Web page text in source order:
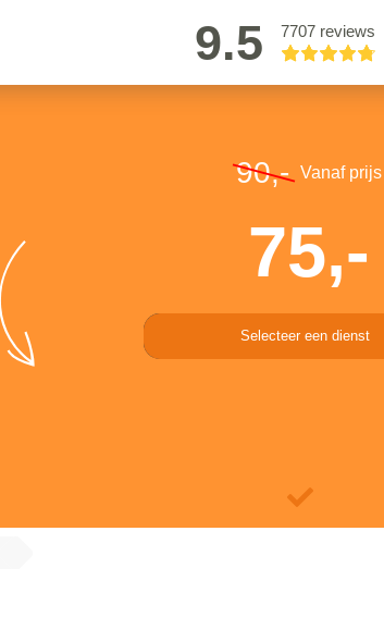
9.5 7707 reviews
90,- Vanaf prijs
75,-
Selecteer een dienst